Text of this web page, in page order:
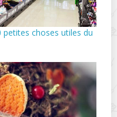
choses utiles du